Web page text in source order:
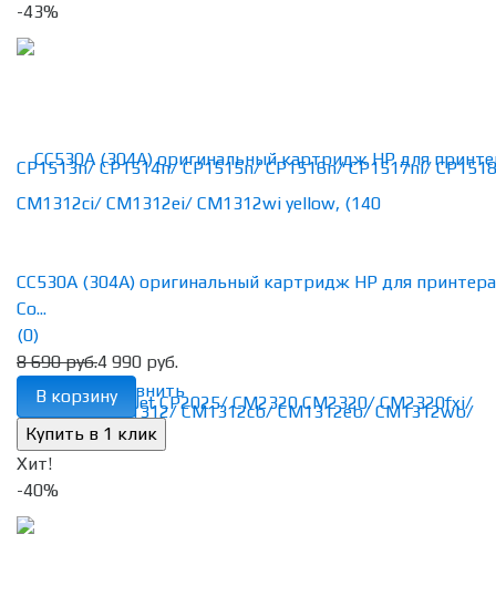
-43%
избранное сравнить
CC530A (304A) оригинальный картридж HP для
Co...
(0)
8 690 руб.4 990 руб.
В корзину
Хит!
-40%